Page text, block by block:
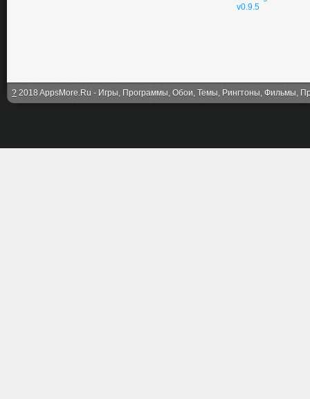
v0.9.5
? 2018 AppsMore.Ru - Игры, Программы, Обои, Темы, Рингтоны, Фильмы,